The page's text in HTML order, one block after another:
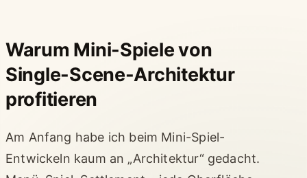
Warum Mini-Spiele von
Single-Scene-Architektur
profitieren
Am Anfang habe ich beim Mini-Spiel-
Entwickeln kaum an „Architektur“ gedacht.